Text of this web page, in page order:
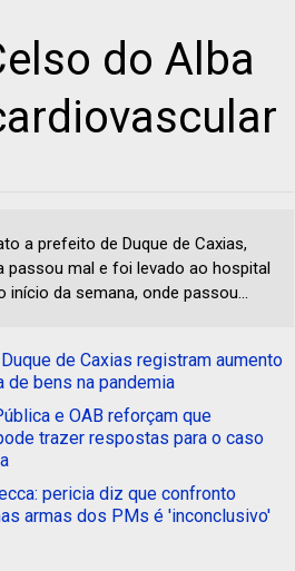
do Alba
a prefeito de Duque de Caxias,
passou mal e foi levado ao hospital
início da semana, onde passou...
de Caxias registram aumento
de bens na pandemia
e OAB reforçam que
trazer respostas para o caso
pericia diz que confronto
armas dos PMs é 'inconclusivo'